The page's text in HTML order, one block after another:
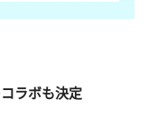
ラボも決定